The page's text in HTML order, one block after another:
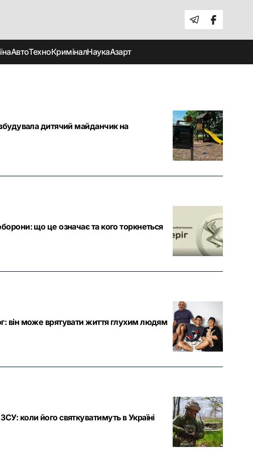
АвтоТехноКриміналНаукаАзарт
дитячий майданчик на
що це означає та кого торкнеться
він може врятувати життя глухим людям
коли його святкуватимуть в Україні